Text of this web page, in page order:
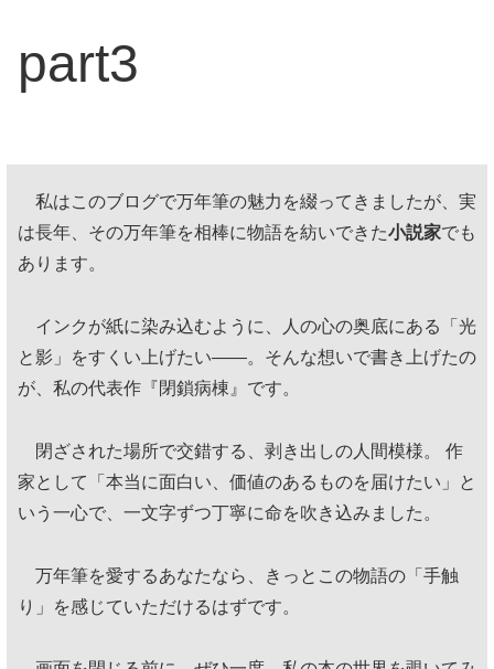
part3
私はこのブログで万年筆の魅力を綴ってきましたが、実
は長年、その万年筆を相棒に物語を紡いできた小説家でも
あります。
インクが紙に染み込むように、人の心の奥底にある「光
と影」をすくい上げたい——。そんな想いで書き上げたの
が、私の代表作『閉鎖病棟』です。
閉ざされた場所で交錯する、剥き出しの人間模様。 作
家として「本当に面白い、価値のあるものを届けたい」と
いう一心で、一文字ずつ丁寧に命を吹き込みました。
万年筆を愛するあなたなら、きっとこの物語の「手触
り」を感じていただけるはずです。